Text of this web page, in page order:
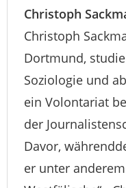
Christoph
Christoph
Dortmund,
Soziologie und
ein Volontariat
der
Davor,
er unter anderem